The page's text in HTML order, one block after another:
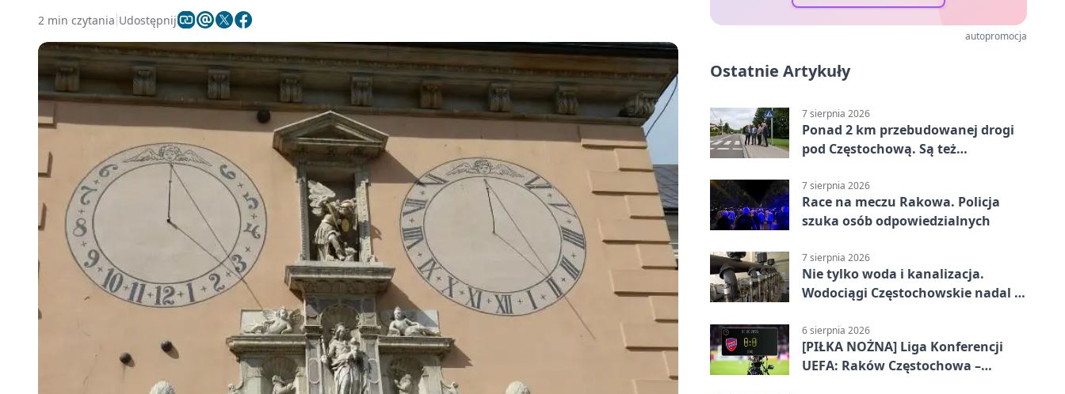
2 min czytania Udostępnij
autopromocja
Ostatnie Artykuły
7 sierpnia 2026
Ponad 2 km przebudowanej drogi
pod Częstochową. Są też
7 sierpnia 2026
Race na meczu Rakowa. Policja
szuka osób odpowiedzialnych
7 sierpnia 2026
Nie tylko woda i kanalizacja.
Wodociągi Częstochowskie nadal w
6 sierpnia 2026
[PIŁKA NOŻNA] Liga Konferencji
UEFA: Raków Częstochowa –